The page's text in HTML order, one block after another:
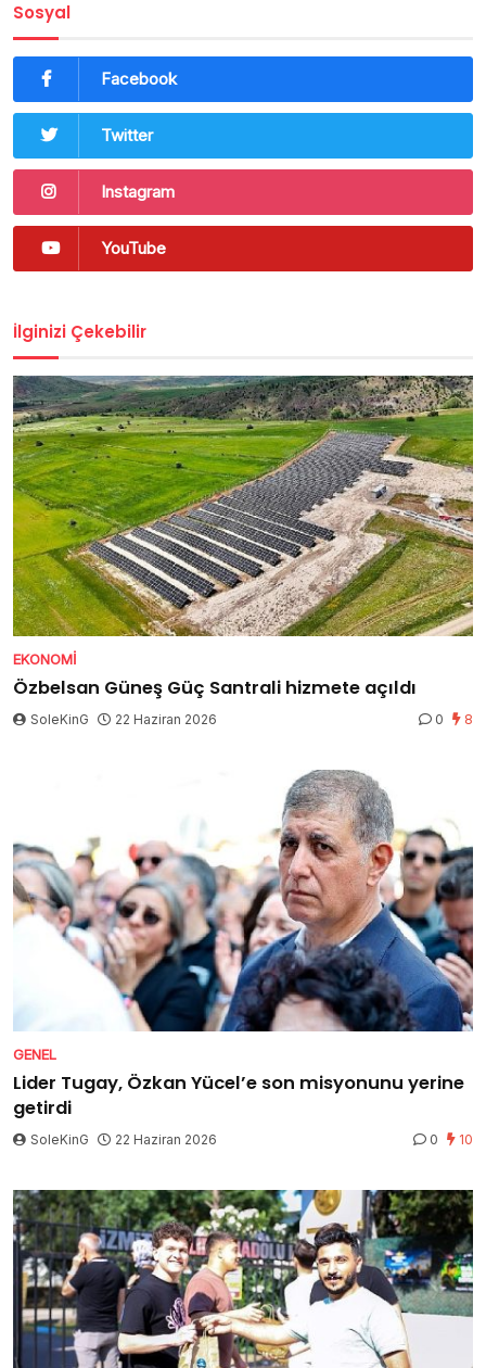
Sosyal
Facebook
Twitter
Instagram
YouTube
İlginizi Çekebilir
EKONOMI
Özbelsan Güneş Güç Santrali hizmete açıldı
SoleKinG 22 Haziran 2026 0 8
GENEL
Lider Tugay, Özkan Yücel’e son misyonunu yerine
getirdi
SoleKinG 22 Haziran 2026 0 10